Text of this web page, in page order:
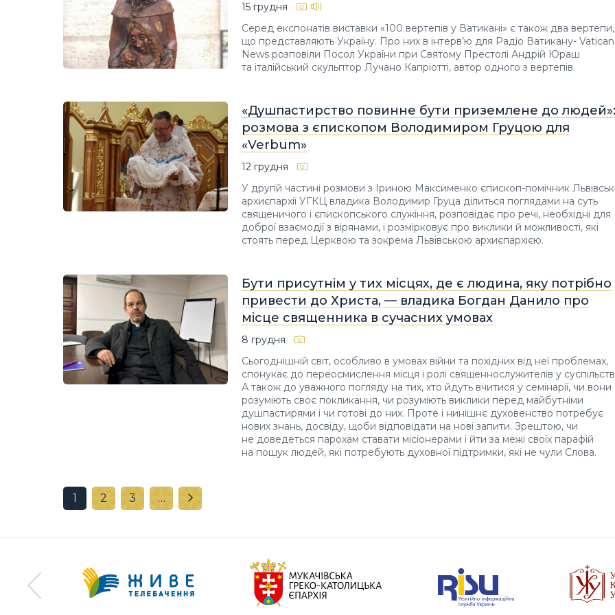
15 грудня
Серед експонатів виставки «100 вертепів у Ватикані» є також два вертепи,
що представляють Україну. Про них в інтерв’ю для Радіо Ватикану- Vatican
News розповіли Посол України при Святому Престолі Андрій Юраш
та італійський скульптор Лучано Капріотті, автор одного з вертепів.
«Душпастирство повинне бути приземлене до людей»:
розмова з єпископом Володимиром Груцою для
«Verbum»
12 грудня
У другій частині розмови з Іриною Максименко єпископ-помічник
архиєпархії УГКЦ владика Володимир Груца ділиться поглядами на суть
священичого і єпископського служіння, розповідає про речі, необхідні для
доброї взаємодії з вірянами, і розмірковує про виклики й можливості, які
стоять перед Церквою та зокрема Львівською архиєпархією.
Бути присутнім у тих місцях, де є людина, яку потрібно
привести до Христа, — владика Богдан Данило про
місце священника в сучасних умовах
8 грудня
Сьогоднішній світ, особливо в умовах війни та похідних від неї проблемах,
спонукає до переосмислення місця і ролі священнослужителів у
А також до уважного погляду на тих, хто йдуть вчитися у семінарії, чи вони
розуміють своє покликання, чи розуміють виклики перед майбутніми
душпастирями і чи готові до них. Проте і нинішнє духовенство потребує
нових знань, досвіду, щоби відповідати на нові запити. Зрештою, чи
не доведеться парохам ставати місіонерами і йти за межі своїх парафій
на пошук людей, які потребують духовної підтримки, які не чули Слова.
1 2 3 …